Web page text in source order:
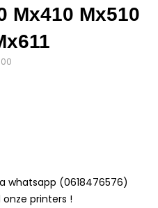
Mx410 Mx510
whatsapp (0618476576)
printers !